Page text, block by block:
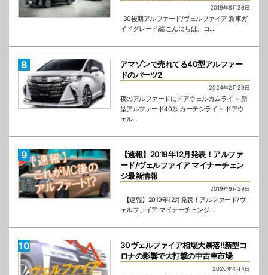
2019年8月26日
30後期アルファード/ヴェルファイア 新車ガ
イドグレード編 こんにちは、コ...
アマゾンで売れてる40型アルファー
ドのパーツ2
2024年2月29日
夜のアルファードにドアウェルカムライト 新
型アルファード40系 カーテシライト ドアウ
ェル...
【速報】2019年12月発表！アルファ
ード/ヴェルファイア マイナーチェン
ジ最新情報
2019年9月29日
【速報】2019年12月発表！アルファード/ヴ
ェルファイア マイナーチェンジ...
30ヴェルファイア相場大暴落!!新型コ
ロナの影響で大打撃の中古車市場
2020年4月4日